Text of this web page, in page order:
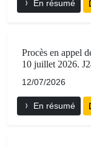
En résumé
Procès en appel
10 juillet 2026.
12/07/2026
En résumé